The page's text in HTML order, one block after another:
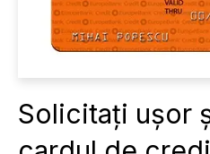
Solicitați ușor